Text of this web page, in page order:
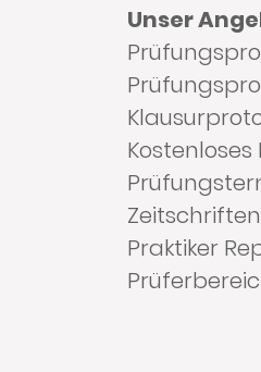
Unser
Praktiker